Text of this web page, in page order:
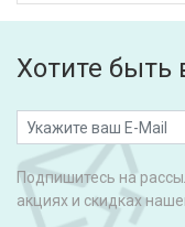
Хотите быть
Подпишитесь на
акциях и скидках